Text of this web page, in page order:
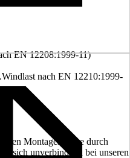
EN 12208:1999-11)
nach EN 12210:1999-
Montageservice durch
sich unverbindlich bei unseren